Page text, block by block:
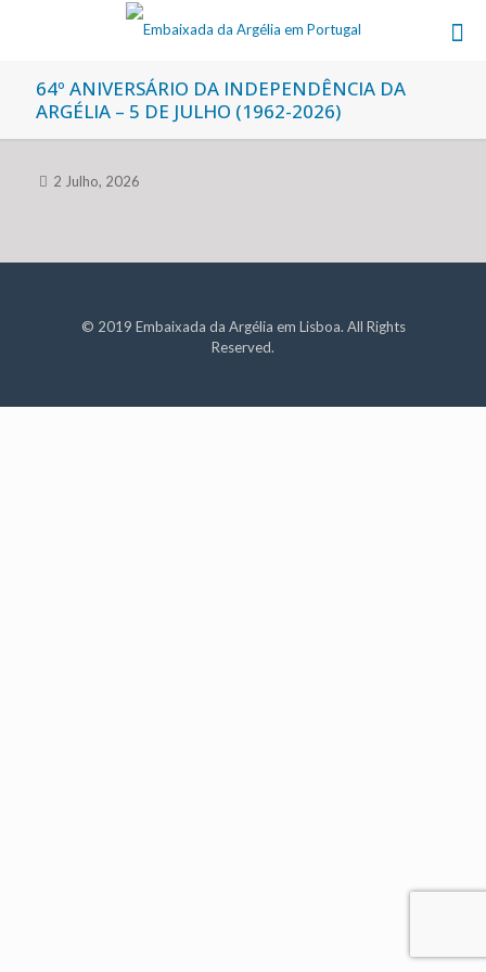
64º ANIVERSÁRIO DA INDEPENDÊNCIA DA
ARGÉLIA – 5 DE JULHO (1962-2026)
2 Julho, 2026
© 2019 Embaixada da Argélia em Lisboa. All Rights
Reserved.